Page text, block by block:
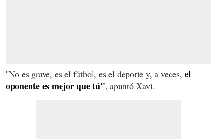
''No es grave, es el fútbol, es el deporte y, a veces, el
oponente es mejor que tú'', apuntó Xavi.